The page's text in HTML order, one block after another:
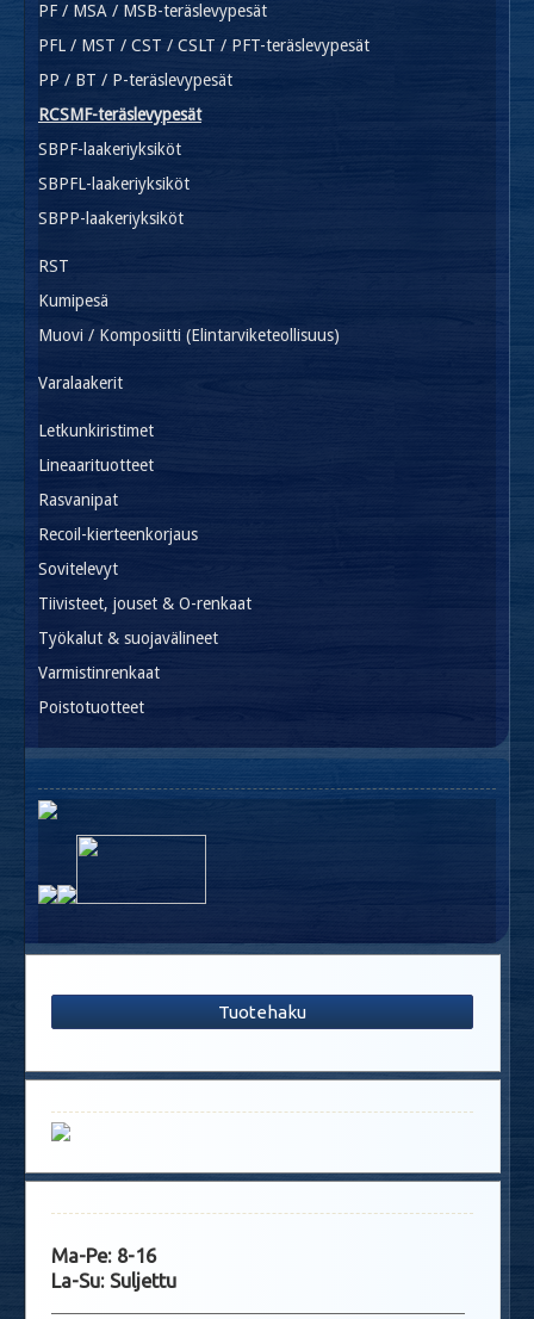
PF / MSA / MSB-teräslevypesät
PFL / MST / CST / CSLT / PFT-teräslevypesät
PP / BT / P-teräslevypesät
RCSMF-teräslevypesät
SBPF-laakeriyksiköt
SBPFL-laakeriyksiköt
SBPP-laakeriyksiköt
RST
Kumipesä
Muovi / Komposiitti (Elintarviketeollisuus)
Varalaakerit
Letkunkiristimet
Lineaarituotteet
Rasvanipat
Recoil-kierteenkorjaus
Sovitelevyt
Tiivisteet, jouset & O-renkaat
Työkalut & suojavälineet
Varmistinrenkaat
Poistotuotteet
Tuotehaku
Ma-Pe: 8-16
La-Su: Suljettu